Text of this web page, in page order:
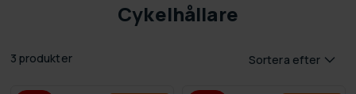
Cykelhållare
3 produkter Sortera efter